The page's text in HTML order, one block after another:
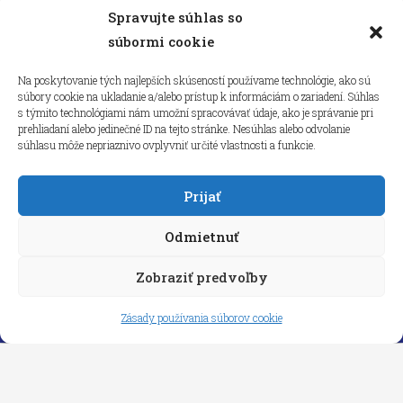
Spravujte súhlas so
súbormi cookie
Na poskytovanie tých najlepších skúseností používame technológie, ako sú
súbory cookie na ukladanie a/alebo prístup k informáciám o zariadení. Súhlas
s týmito technológiami nám umožní spracovávať údaje, ako je správanie pri
prehliadaní alebo jedinečné ID na tejto stránke. Nesúhlas alebo odvolanie
súhlasu môže nepriaznivo ovplyvniť určité vlastnosti a funkcie.
Prijať
Odmietnuť
Zobraziť predvoľby
Zásady používania súborov cookie
Kliknutím prijmete súbory cookie
Copyright © 2026 aneps.sk